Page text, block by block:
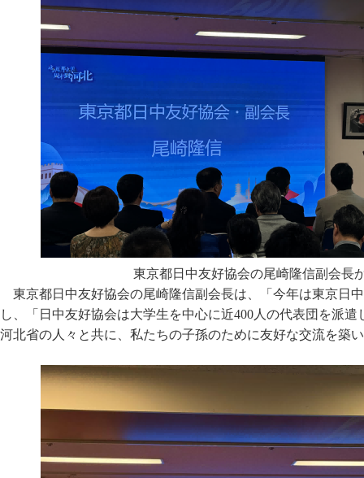
東京都日中友好協会の尾崎隆信副会長
東京都日中友好協会の尾崎隆信副会長は、「今年は東京日
し、「日中友好協会は大学生を中心に近400人の代表団を派
河北省の人々と共に、私たちの子孫のために友好な交流を築